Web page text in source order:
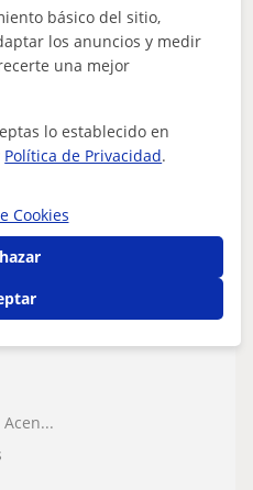
con experiencia de
filología (lingüística
tanto...
básico del sitio,
los anuncios y medir
una mejor
lo establecido en
Política de Privacidad.
Cookies